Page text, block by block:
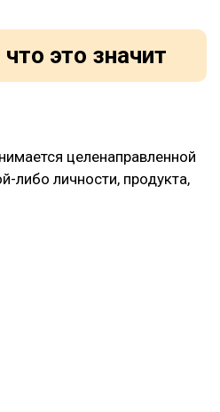
это значит
целенаправленной
либо личности, продукта,